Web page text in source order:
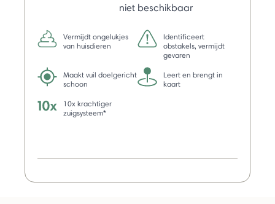
niet beschikbaar
Vermijdt ongelukjes
van huisdieren
Identificeert
obstakels, vermijdt
gevaren
Maakt vuil doelgericht
schoon
Leert en brengt in
kaart
10x krachtiger
zuigsysteem*